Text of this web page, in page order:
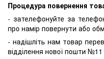
Процедура повернення
- зателефонуйте за
про намір повернути або
- надішліть нам товар
відділення нової пошти №11